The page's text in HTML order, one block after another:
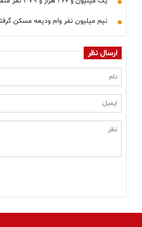
نیم میلیون نفر وام ودیعه مسکن
ارسال نظر